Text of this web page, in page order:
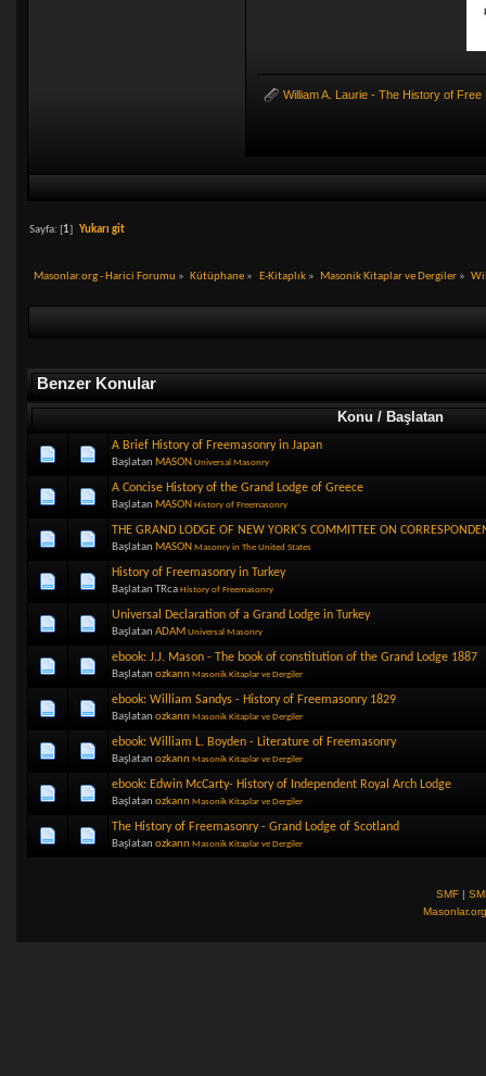
William A. Laurie - The History of
Sayfa: [1] Yukarı git
Masonlar.org - Harici Forumu » Kütüphane » E-Kitaplık» Masonik Kitaplar ve Dergiler»
Benzer Konular
Konu / Başlatan
A Brief History of Freemasonry in Japan
Başlatan MASON Universal Masonry
A Concise History of the Grand Lodge of Greece
Başlatan MASON History of Freemasonry
THE GRAND LODGE OF NEW YORK'S COMMITTEE ON
Başlatan MASON Masonry in The United States
History of Freemasonry in Turkey
Başlatan TRca History of Freemasonry
Universal Declaration of a Grand Lodge in Turkey
Başlatan ADAM Universal Masonry
ebook: J.J. Mason - The book of constitution of the Grand Lodge 1887
Başlatan ozkann Masonik Kitaplar ve Dergiler
ebook: William Sandys - History of Freemasonry 1829
Başlatan ozkann Masonik Kitaplar ve Dergiler
ebook: William L. Boyden - Literature of Freemasonry
Başlatan ozkann Masonik Kitaplar ve Dergiler
ebook: Edwin McCarty- History of Independent Royal Arch Lodge
Başlatan ozkann Masonik Kitaplar ve Dergiler
The History of Freemasonry - Grand Lodge of Scotland
Başlatan ozkann Masonik Kitaplar ve Dergiler
SMF |
Masonlar.org